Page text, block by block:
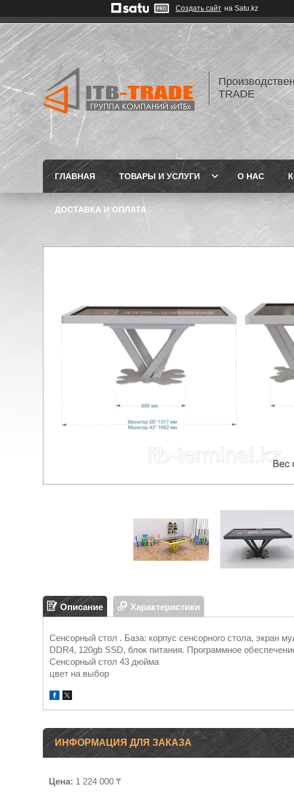
Создать сайт на Satu.kz
TRADE
ГЛАВНАЯ ТОВАРЫ И УСЛУГИ О НАС
ДОСТАВКА И ОПЛАТА
Описание Характеристики
Сенсорный стол . База: корпус сенсорного стола, экран
DDR4, 120gb SSD, блок питания. Программное
Сенсорный стол 43 дюйма
цвет на выбор
ИНФОРМАЦИЯ ДЛЯ ЗАКАЗА
Цена: 1 224 000 ₸